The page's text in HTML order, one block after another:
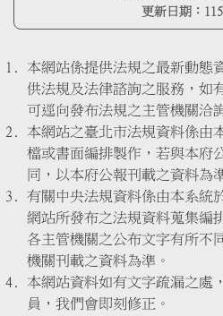
更新日期：
本網站係提供法規之最新動態
供法規及法律諮詢之服務，如
可逕向發布法規之主管機關洽
本網站之臺北市法規資料係由
檔或書面編排製作，若與本府
同，以本府公報刊載之資料為
有關中央法規資料係由本系統
網站所發布之法規資料蒐集編
各主管機關之公布文字有所不
機關刊載之資料為準。
本網站資料如有文字疏漏之處
員，我們會即刻修正。